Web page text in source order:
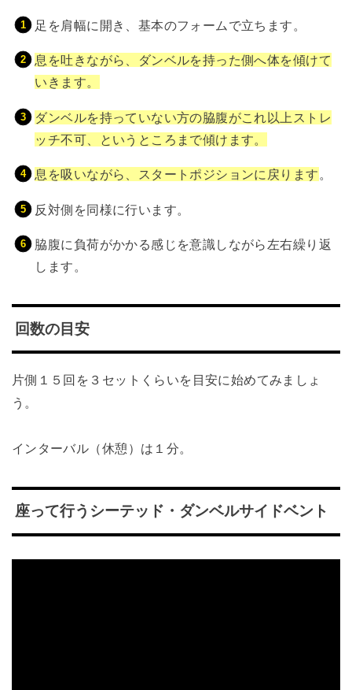
足を肩幅に開き、基本のフォームで立ちます。
息を吐きながら、ダンベルを持った側へ体を傾けて
いきます。
ダンベルを持っていない方の脇腹がこれ以上ストレ
ッチ不可、というところまで傾けます。
息を吸いながら、スタートポジションに戻ります 。
反対側を同様に行います。
脇腹に負荷がかかる感じを意識しながら左右繰り返
します。
回数の目安
片側１５回を３セットくらいを目安に始めてみましょ
う。
インターバル（休憩）は１分。
座って行うシーテッド・ダンベルサイドベント